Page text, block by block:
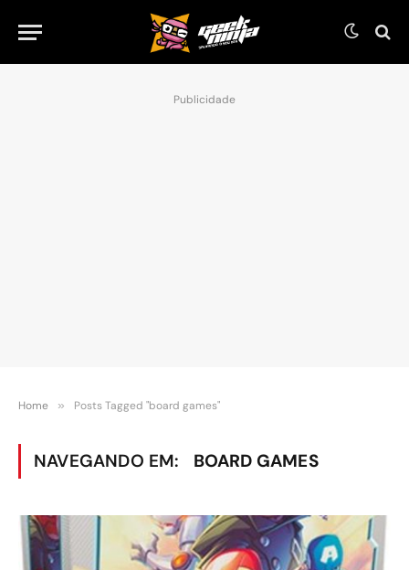
Publicidade
Home » Posts Tagged "board games"
NAVEGANDO EM: BOARD GAMES